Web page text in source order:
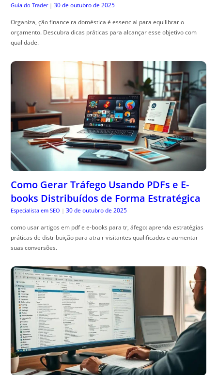
Guia do Trader | 30 de outubro de 2025
Organiza, ção financeira doméstica é essencial para equilibrar o
orçamento. Descubra dicas práticas para alcançar esse objetivo com
qualidade.
Como Gerar Tráfego Usando PDFs e E-
books Distribuídos de Forma Estratégica
Especialista em SEO | 30 de outubro de 2025
como usar artigos em pdf e e-books para tr, áfego: aprenda estratégias
práticas de distribuição para atrair visitantes qualificados e aumentar
suas conversões.